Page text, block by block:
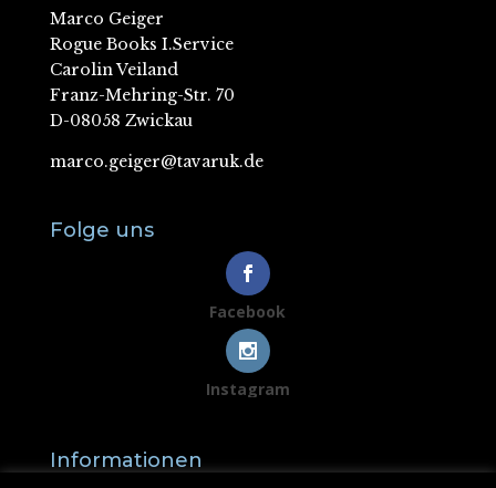
Marco Geiger
Rogue Books I.Service
Carolin Veiland
Franz-Mehring-Str. 70
D-08058 Zwickau
marco.geiger@tavaruk.de
Folge uns
Facebook
Instagram
Informationen